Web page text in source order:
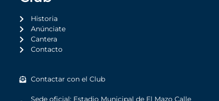
Historia
Anúnciate
Cantera
Contacto
Contactar con el Club
Sede oficial: Estadio Municipal de El Mazo Calle